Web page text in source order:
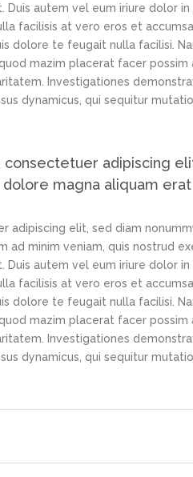
Duis autem vel eum iriure dolor
facilisis at vero eros et
dolore te feugait nulla facilisi.
mazim placerat facer possim
Investigationes
dynamicus, qui sequitur
adipiscing
magna aliquam
adipiscing elit, sed diam
ad minim veniam, quis nostrud
Duis autem vel eum iriure dolor
facilisis at vero eros et
dolore te feugait nulla facilisi.
mazim placerat facer possim
Investigationes
dynamicus, qui sequitur